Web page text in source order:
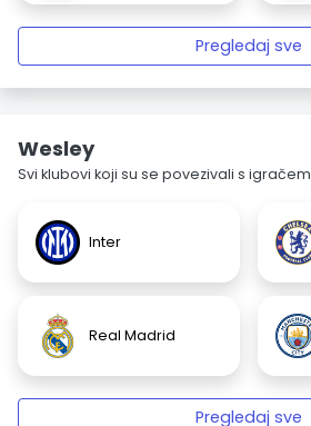
Pregledaj sve
Wesley
Svi klubovi koji su se povezivali s igračem
Inter
Real Madrid
Pregledaj sve